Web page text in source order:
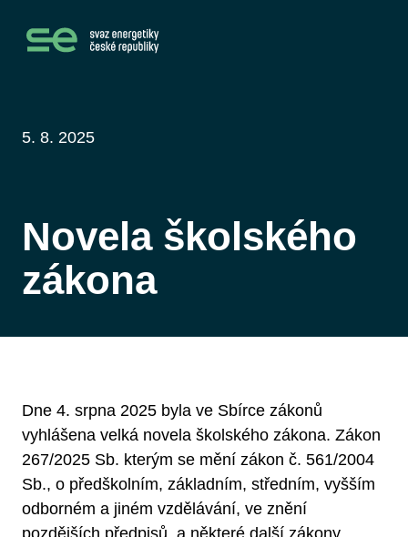
5. 8. 2025
Novela školského
zákona
Dne 4. srpna 2025 byla ve Sbírce zákonů
vyhlášena velká novela školského zákona. Zákon
267/2025 Sb. kterým se mění zákon č. 561/2004
Sb., o předškolním, základním, středním, vyšším
odborném a jiném vzdělávání, ve znění